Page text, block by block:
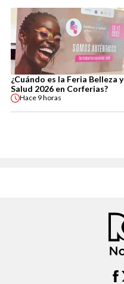
¿Cuándo es la Feria Belleza y
Salud 2026 en Corferias?
Hace 9 horas